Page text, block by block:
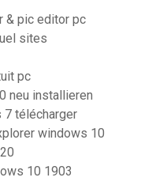
& pic editor pc
sites
pc
neu installieren
télécharger
windows 10
10 1903